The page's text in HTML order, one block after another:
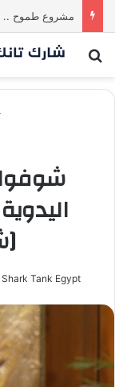
بحث عن
Shark Tank Egypt